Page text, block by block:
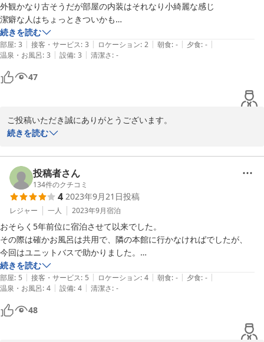
外観かなり古そうだが部屋の内装はそれなり小綺麗な感じ
潔癖な人はちょっときついかも
部屋は狭くユニットバスも狭いのでシャワー浴びて寝るだけって割り切
る人向き
LANポートは無くWiFiのみだが速度は使ってて困らない程度はある
朝食と大浴場は未利用なので不明
立地が川沿いの路地裏みたいな狭い所なので大型車は駐車大変かも
最低限の設備環境と他より安い値段が魅力だが家族や上司を連れてくと
個人的にアリなので一人出張等の機会があればまた利用します
続きを読む
部屋: 3 | 接客・サービス: 3 | ロケーション: 2 | 朝食: - | 夕食: - |
温泉・お風呂: 3 | 設備: 3 | 清潔さ: -
47
ご投稿いただき誠にありがとうございます。
数あるホテルの中から選んで頂き、本当にありがとうございま
皆様に気持ち良く利用して頂ければと、日々精進して参ります。
近くにお越しの際は、是非当ホテルをご利用くださいませ。スタッ
フ一同お待ちしております。
2023-10-12
続きを読む
投稿者さん
134件のクチコミ
4 2023年9月21日投稿
レジャー 一人 2023年9月宿泊
おそらく5年前位に宿泊させて以来でした。
その際は確かお風呂は共用で、隣の本館に行かなければでしたが、
今回はユニットバスで助かりました。
混合栓で、温度調節に難儀したのはマイナスとさせて頂きます。
朝食は前日22時までの予約で、700円で可能でした。
なにより、フロントの方が皆様親切でした。
東岡崎宿泊はここ2年、別のホテルにお世話になってましたが、
次回からこちらにお世話になろうかと思っています。
続きを読む
部屋: 5 | 接客・サービス: 5 | ロケーション: 4 | 朝食: - | 夕食: - |
温泉・お風呂: 4 | 設備: 4 | 清潔さ: -
48